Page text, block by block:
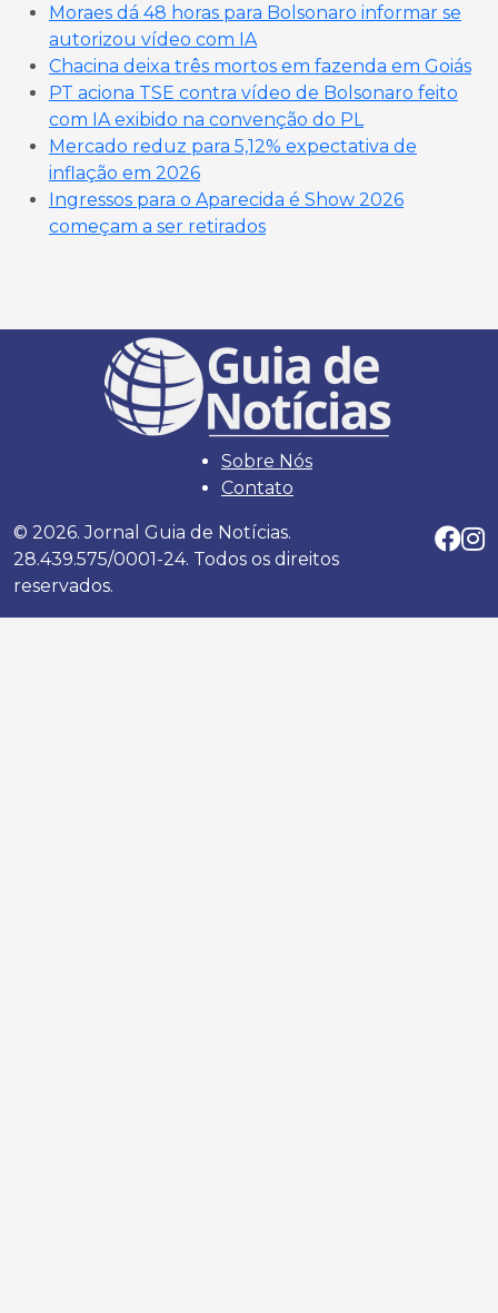
Moraes dá 48 horas para Bolsonaro informar se
autorizou vídeo com IA
Chacina deixa três mortos em fazenda em Goiás
PT aciona TSE contra vídeo de Bolsonaro feito
com IA exibido na convenção do PL
Mercado reduz para 5,12% expectativa de
inflação em 2026
Ingressos para o Aparecida é Show 2026
começam a ser retirados
Sobre Nós
Contato
© 2026. Jornal Guia de Notícias.
28.439.575/0001-24. Todos os direitos
reservados.